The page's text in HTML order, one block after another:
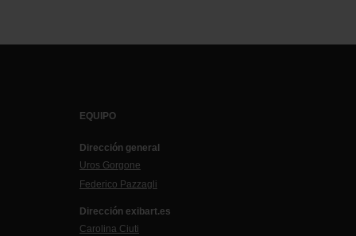
EQUIPO
Dirección general
Uros Gorgone
Federico Pazzagli
Dirección exibart.es
Carolina Ciuti